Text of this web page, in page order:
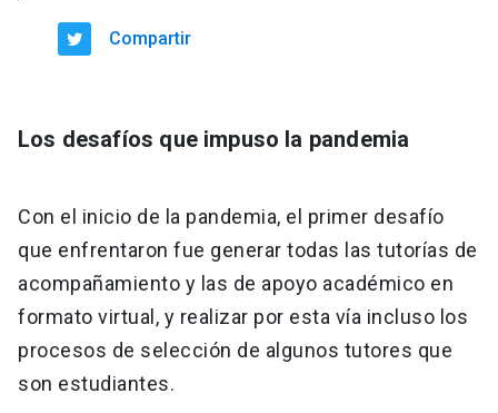
Compartir
Los desafíos que impuso la pandemia
Con el inicio de la pandemia, el primer desafío
que enfrentaron fue generar todas las tutorías de
acompañamiento y las de apoyo académico en
formato virtual, y realizar por esta vía incluso los
procesos de selección de algunos tutores que
son estudiantes.